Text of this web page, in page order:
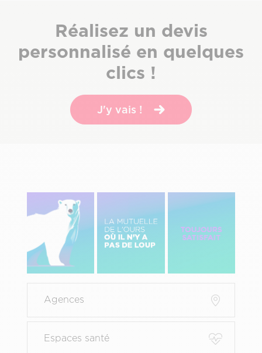
Sous-
titre
Réalisez un devis
personnalisé en quelques
clics !
J'y vais !
gauche
Pied
page
principal
Agences
Espaces santé